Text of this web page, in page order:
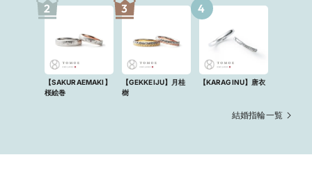
2
【SAKURAEMAKI】
桜絵巻
3
【GEKKEIJU】月桂
樹
4
【KARAGINU】唐衣
結婚指輪一覧